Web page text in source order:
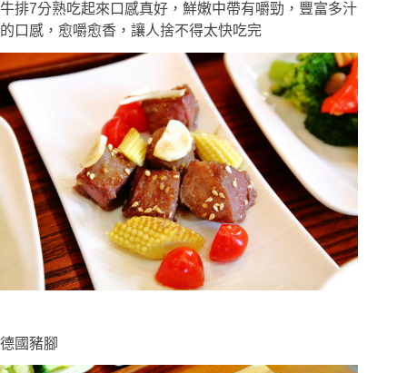
牛排7分熟吃起來口感真好，鮮嫩中帶有嚼勁，豐富多汁
的口感，愈嚼愈香，讓人捨不得太快吃完
德國豬腳